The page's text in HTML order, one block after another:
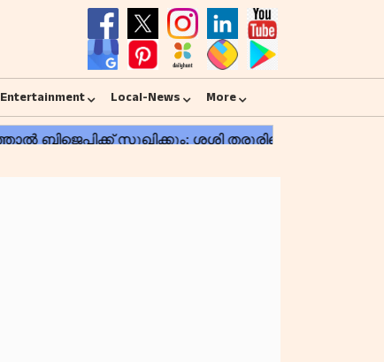
Entertainment Local-News More